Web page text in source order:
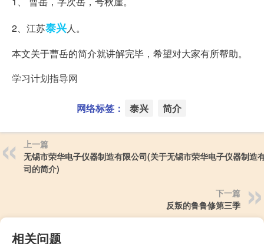
2、江苏泰兴人。
本文关于曹岳的简介就讲解完毕，希望对大家有所帮助。
学习计划指导网
网络标签： 泰兴 简介
上一篇
无锡市荣华电子仪器制造有限公司(关于无锡市荣华电子仪器制造
司的简介)
下一篇
反叛的鲁鲁修第三季
相关问题